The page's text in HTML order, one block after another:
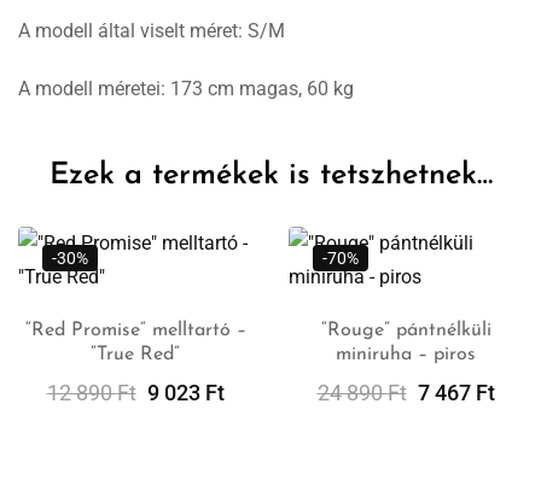
A modell által viselt méret: S/M
A modell méretei: 173 cm magas, 60 kg
Ezek a termékek is tetszhetnek…
-30%
Opciók
Választása
“Red Promise” melltartó –
“True Red”
12 890Ft 9 023 Ft
-70%
Opciók
Választása
“Rouge” pántnélküli
miniruha – piros
24 890Ft 7 467 Ft